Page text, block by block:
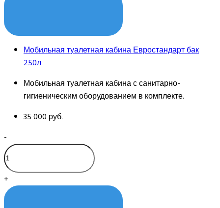
Мобильная туалетная кабина Евростандарт бак
250л
Мобильная туалетная кабина с санитарно-
гигиеническим оборудованием в комплекте.
35 000 руб.
-
+